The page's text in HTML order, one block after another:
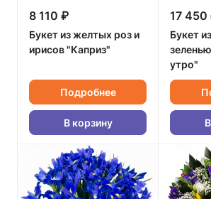
8 110 ₽
Букет из желтых роз и
ирисов "Каприз"
Подробнее
В корзину
17 450
Букет
утро"